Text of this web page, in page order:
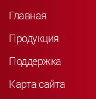
Главная
Продукция
Поддержка
Карта сайта